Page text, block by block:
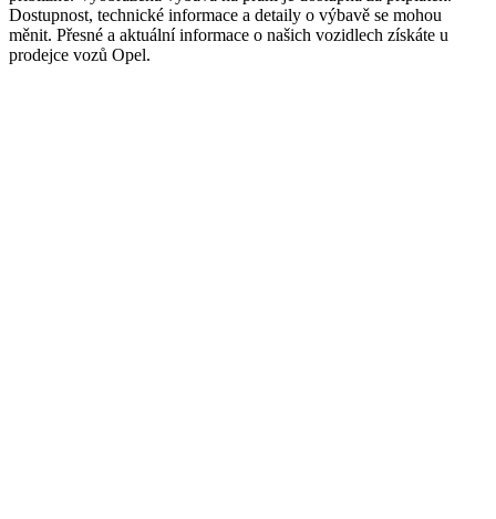
Dostupnost, technické informace a detaily o výbavě se mohou
měnit. Přesné a aktuální informace o našich vozidlech získáte u
prodejce vozů Opel.